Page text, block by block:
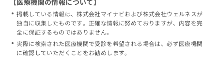
掲載している情報は、株式会社マイナビおよび株式会社ウェルネスが
独自に収集したものです。正確な情報に努めておりますが、内容を完
全に保証するものではありません。
実際に検索された医療機関で受診を希望される場合は、必ず医療機関
に確認していただくことをお勧めします。